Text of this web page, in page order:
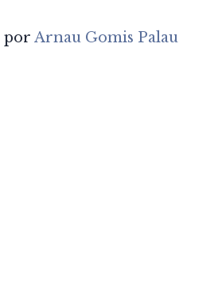
por Arnau Gomis Palau